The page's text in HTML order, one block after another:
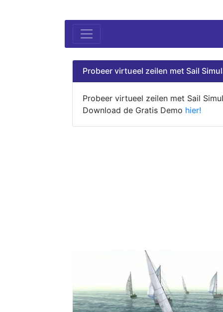
Probeer virtueel zeilen met Sail
Probeer virtueel zeilen met Sail
Download de Gratis Demo hier!